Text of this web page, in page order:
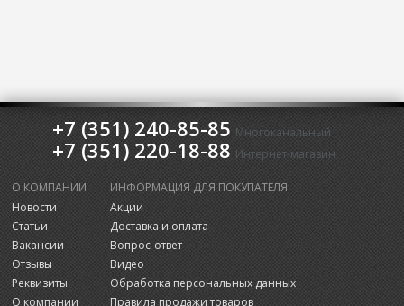
+7 (351) 240-85-85 Многоканальный
+7 (351) 220-18-88 Интернет-магазин
О КОМПАНИИ
Новости
Статьи
Вакансии
Отзывы
Реквизиты
О компании
ИНФОРМАЦИЯ ДЛЯ ПОКУПАТЕЛЯ
Акции
Доставка и оплата
Вопрос-ответ
Видео
Обработка персональных данных
Правила продажи товаров